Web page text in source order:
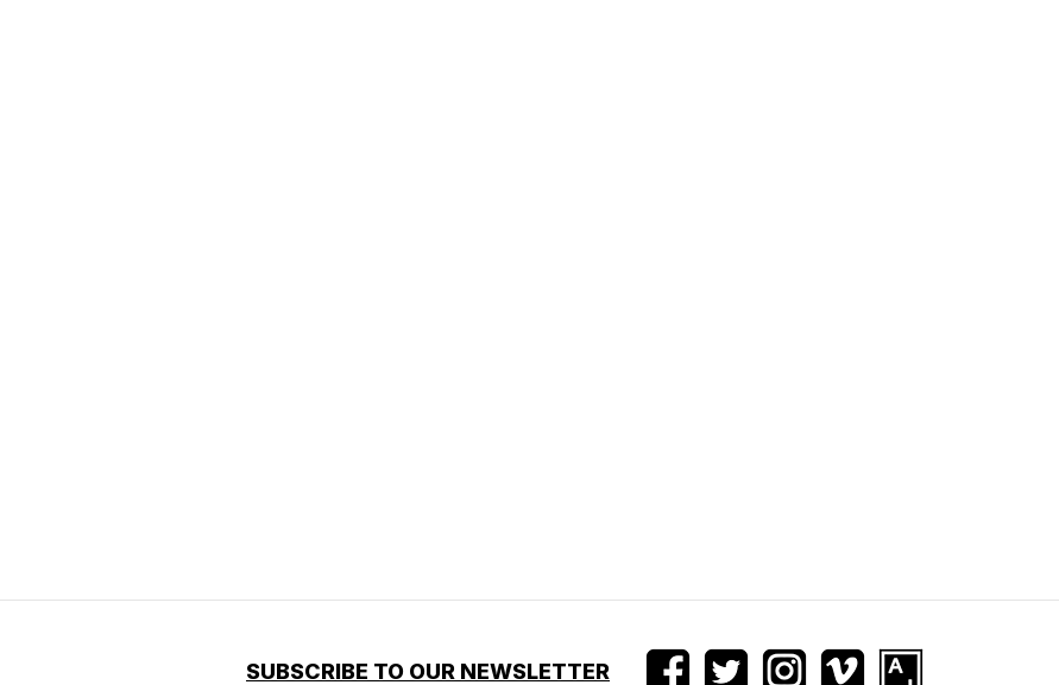
SUBSCRIBE TO OUR NEWSLETTER